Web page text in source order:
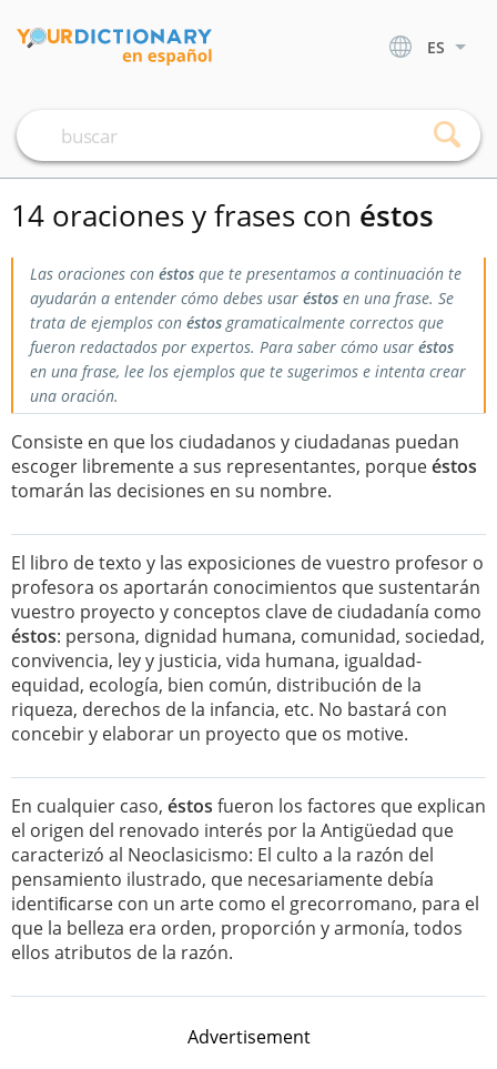
ES
14 oraciones y frases con éstos
Las oraciones con éstos que te presentamos a continuación te
ayudarán a entender cómo debes usar éstos en una frase. Se
trata de ejemplos con éstosgramaticalmente correctos que
fueron redactados por expertos. Para saber cómo usar éstos
en una frase, lee los ejemplos que te sugerimos e intenta crear
una oración.
Consiste en que los ciudadanos y ciudadanas puedan
escoger libremente a sus representantes, porqueéstos
tomarán las decisiones en su nombre.
El libro de texto y las exposiciones de vuestro profesor o
profesora os aportarán conocimientos que sustentarán
vuestro proyecto y conceptos clave de ciudadanía como
éstos: persona, dignidad humana, comunidad, sociedad,
convivencia, ley y justicia, vida humana, igualdad-
equidad, ecología, bien común, distribución de la
riqueza, derechos de la infancia, etc. No bastará con
concebir y elaborar un proyecto que os motive.
En cualquier caso, éstos fueron los factores que explican
el origen del renovado interés por la Antigüedad que
caracterizó al Neoclasicismo: El culto a la razón del
pensamiento ilustrado, que necesariamente debía
identiﬁcarse con un arte como el grecorromano, para el
que la belleza era orden, proporción y armonía, todos
ellos atributos de la razón.
Advertisement